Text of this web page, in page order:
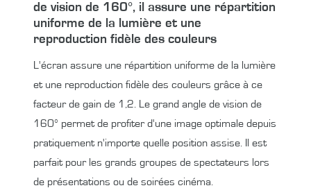
de vision de 160°, il assure une répartition
uniforme de la lumière et une
reproduction fidèle des couleurs
L'écran assure une répartition uniforme de la lumière
et une reproduction fidèle des couleurs grâce à ce
facteur de gain de 1,2. Le grand angle de vision de
160° permet de profiter d'une image optimale depuis
pratiquement n'importe quelle position assise. Il est
parfait pour les grands groupes de spectateurs lors
de présentations ou de soirées cinéma.